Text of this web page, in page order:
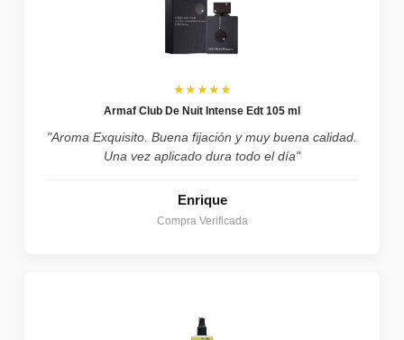
★★★★★
Armaf Club De Nuit Intense Edt 105 ml
"Aroma Exquisito. Buena fijación y muy buena calidad.
Una vez aplicado dura todo el día"
Enrique
Compra Verificada